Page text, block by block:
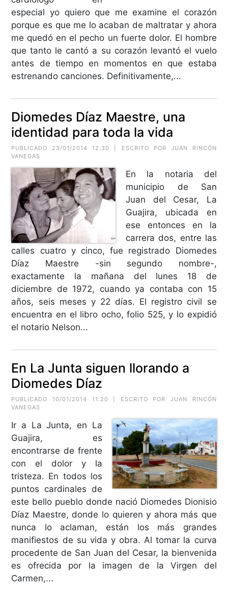
especial yo quiero que me examine el corazón
porque es que me lo acaban de maltratar y ahora
me quedó en el pecho un fuerte dolor. El hombre
que tanto le cantó a su corazón levantó el vuelo
antes de tiempo en momentos en que estaba
estrenando canciones. Definitivamente,...
Diomedes Díaz Maestre, una
identidad para toda la vida
PUBLICADO 23/01/2014 12:30 | ESCRITO POR JUAN RINCÓN
VANEGAS
En la notaria del
municipio de San
Juan del Cesar, La
Guajira, ubicada en
ese entonces en la
carrera dos, entre las
calles cuatro y cinco, fue registrado Diomedes
Díaz Maestre -sin segundo nombre-,
exactamente la mañana del lunes 18 de
diciembre de 1972, cuando ya contaba con 15
años, seis meses y 22 días. El registro civil se
encuentra en el libro ocho, folio 525, y lo expidió
el notario Nelson...
En La Junta siguen llorando a
Diomedes Díaz
PUBLICADO 10/01/2014 11:20 | ESCRITO POR JUAN RINCÓN
VANEGAS
Ir a La Junta, en La
Guajira, es
encontrarse de frente
con el dolor y la
tristeza. En todos los
puntos cardinales de
este bello pueblo donde nació Diomedes Dionisio
Díaz Maestre, donde lo quieren y ahora más que
nunca lo aclaman, están los más grandes
manifiestos de su vida y obra. Al tomar la curva
procedente de San Juan del Cesar, la bienvenida
es ofrecida por la imagen de la Virgen del
Carmen,...